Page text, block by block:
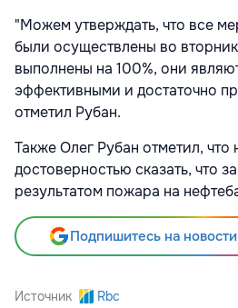
"Можем утверждать, что все
были осуществлены во
выполнены на 100%, они
эффективными и достаточно
отметил Рубан.
Также Олег Рубан отметил, что
достоверностью сказать, что
результатом пожара на
Подпишитесь на
Источник Rbc